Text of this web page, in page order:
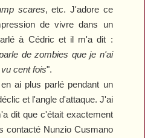
scares, etc. J'adore ce
de vivre dans un
à Cédric et il m'a dit :
de zombies que je n'ai
cent fois".
ai plus parlé pendant un
et l'angle d'attaque. J'ai
dit que c'était exactement
contacté Nunzio Cusmano